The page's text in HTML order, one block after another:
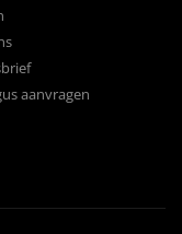
aanvragen